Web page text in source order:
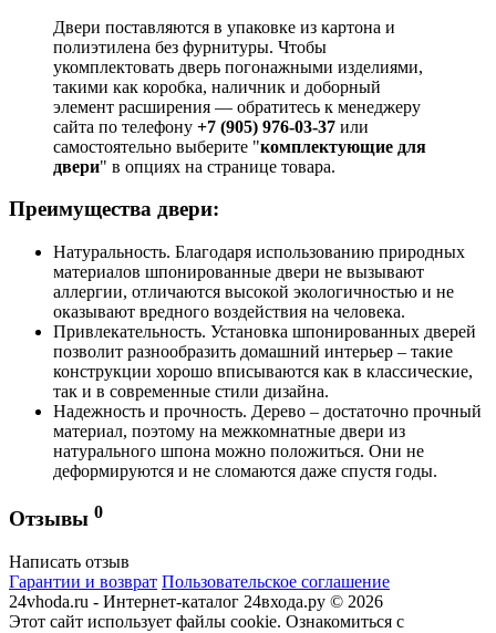
Двери поставляются в упаковке из картона и
полиэтилена без фурнитуры. Чтобы
укомплектовать дверь погонажными изделиями,
такими как коробка, наличник и доборный
элемент расширения — обратитесь к менеджеру
сайта по телефону +7 (905) 976-03-37 или
самостоятельно выберите "комплектующие для
двери" в опциях на странице товара.
Преимущества двери:
Натуральность. Благодаря использованию природных
материалов шпонированные двери не вызывают
аллергии, отличаются высокой экологичностью и не
оказывают вредного воздействия на человека.
Привлекательность. Установка шпонированных дверей
позволит разнообразить домашний интерьер – такие
конструкции хорошо вписываются как в классические,
так и в современные стили дизайна.
Надежность и прочность. Дерево – достаточно прочный
материал, поэтому на межкомнатные двери из
натурального шпона можно положиться. Они не
деформируются и не сломаются даже спустя годы.
Отзывы 0
Написать отзыв
Гарантии и возврат Пользовательское соглашение
24vhoda.ru - Интернет-каталог 24входа.ру © 2026
Этот сайт использует файлы cookie. Ознакомиться с